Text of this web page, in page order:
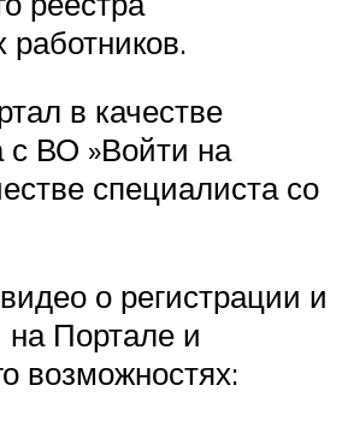
в качестве
с ВО »Войти на
специалиста со
о регистрации и
на Портале и
возможностях: